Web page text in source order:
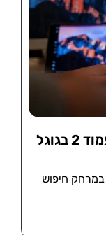
פחות מ-10% טורחים לעבור לעמוד 2 בגוגל
במרחק חיפוש